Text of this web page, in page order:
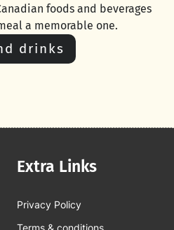
foods and beverages
a memorable one.
drinks
Extra Links
Privacy Policy
Terms & conditions